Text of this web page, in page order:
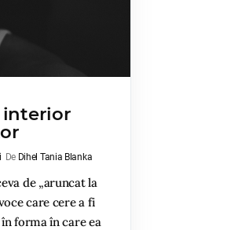
interior
De Dihel Tania Blanka
de „aruncat la
care cere a fi
forma în care ea